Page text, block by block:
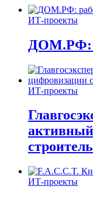
ИТ-проекты
ДОМ.РФ:
ИТ-проекты
ИТ-проекты